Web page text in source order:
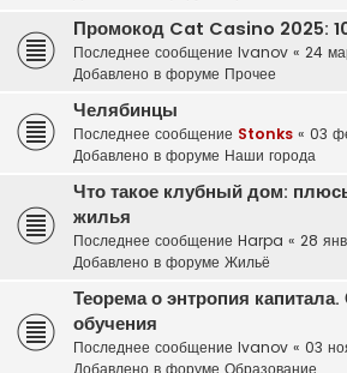
Промокод Cat Casino 2025:
Последнее сообщение Ivanov « 24
Добавлено в форуме Прочее
Челябинцы
Последнее сообщение Stonks « 03
Добавлено в форуме Наши города
Что такое клубный дом:
жилья
Последнее сообщение Harpa « 28
Добавлено в форуме Жильё
Теорема о энтропия
обучения
Последнее сообщение Ivanov « 03